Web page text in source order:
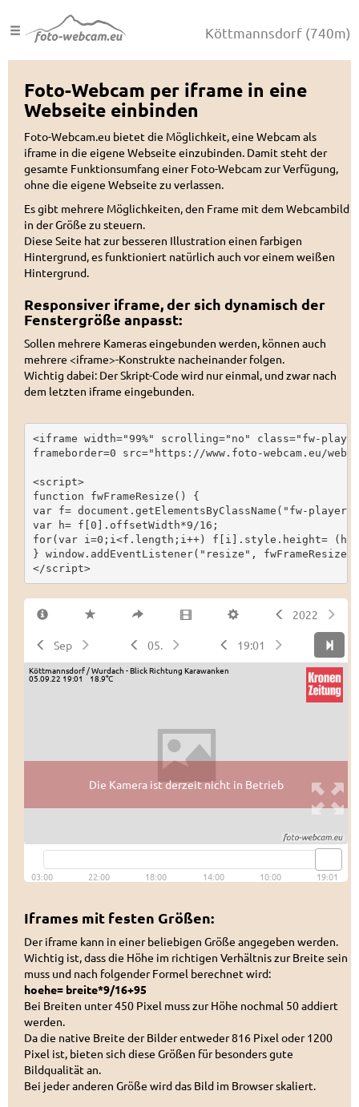
Köttmannsdorf (740m)
Foto-Webcam per iframe in eine
Webseite einbinden
Foto-Webcam.eu bietet die Möglichkeit, eine Webcam als
iframe in die eigene Webseite einzubinden. Damit steht der
gesamte Funktionsumfang einer Foto-Webcam zur Verfügung,
ohne die eigene Webseite zu verlassen.
Es gibt mehrere Möglichkeiten, den Frame mit dem Webcambild
in der Größe zu steuern.
Diese Seite hat zur besseren Illustration einen farbigen
Hintergrund, es funktioniert natürlich auch vor einem weißen
Hintergrund.
Responsiver iframe, der sich dynamisch der
Fenstergröße anpasst:
Sollen mehrere Kameras eingebunden werden, können auch
mehrere <iframe>-Konstrukte nacheinander folgen.
Wichtig dabei: Der Skript-Code wird nur einmal, und zwar nach
dem letzten iframe eingebunden.
<iframe width="99%" scrolling="no" class="fw-
frameborder=0 src="https://www.foto-webcam.eu/
<script>
function fwFrameResize() {
var f= document.getElementsByClassName("fw-
var h= f[0].offsetWidth*9/16;
for(var i=0;i<f.length;i++) f[i].style.height=
} window.addEventListener("resize",
</script>
Iframes mit festen Größen:
Der iframe kann in einer beliebigen Größe angegeben werden.
Wichtig ist, dass die Höhe im richtigen Verhältnis zur Breite sein
muss und nach folgender Formel berechnet wird:
hoehe= breite*9/16+95
Bei Breiten unter 450 Pixel muss zur Höhe nochmal 50 addiert
werden.
Da die native Breite der Bilder entweder 816 Pixel oder 1200
Pixel ist, bieten sich diese Größen für besonders gute
Bildqualität an.
Bei jeder anderen Größe wird das Bild im Browser skaliert.